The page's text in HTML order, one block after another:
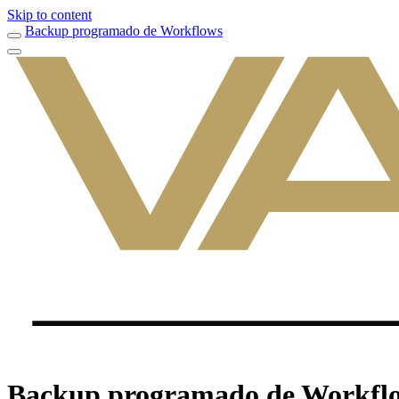
Skip to content
Backup programado de Workflows